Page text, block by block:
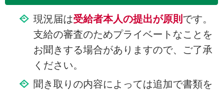
現況届は受給者本人の提出が原則 です。
支給の審査のためプライベートなことを
お聞きする場合がありますので、ご了承
ください。
聞き取りの内容によっては追加で書類を